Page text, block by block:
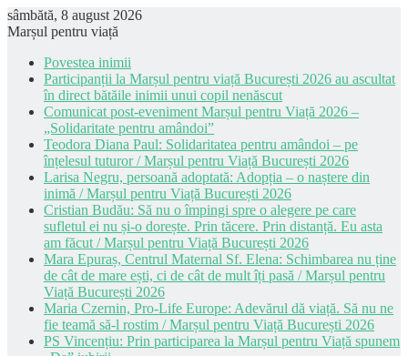
sâmbătă, 8 august 2026
Marșul pentru viață
Povestea inimii
Participanții la Marșul pentru viață București 2026 au ascultat
în direct bătăile inimii unui copil nenăscut
Comunicat post-eveniment Marșul pentru Viață 2026 –
„Solidaritate pentru amândoi”
Teodora Diana Paul: Solidaritatea pentru amândoi – pe
înțelesul tuturor / Marșul pentru Viață București 2026
Larisa Negru, persoană adoptată: Adopția – o naștere din
inimă / Marșul pentru Viață București 2026
Cristian Budău: Să nu o împingi spre o alegere pe care
sufletul ei nu și-o dorește. Prin tăcere. Prin distanță. Eu asta
am făcut / Marșul pentru Viață București 2026
Mara Epuraș, Centrul Maternal Sf. Elena: Schimbarea nu ține
de cât de mare ești, ci de cât de mult îți pasă / Marșul pentru
Viață București 2026
Maria Czernin, Pro-Life Europe: Adevărul dă viață. Să nu ne
fie teamă să-l rostim / Marșul pentru Viață București 2026
PS Vincențiu: Prin participarea la Marșul pentru Viață spunem